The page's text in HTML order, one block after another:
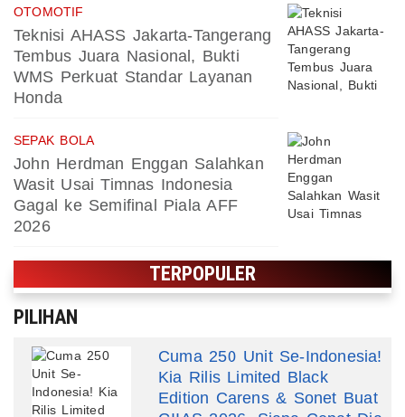
OTOMOTIF
Teknisi AHASS Jakarta-Tangerang
Tembus Juara Nasional, Bukti
WMS Perkuat Standar Layanan
Honda
SEPAK BOLA
John Herdman Enggan Salahkan
Wasit Usai Timnas Indonesia
Gagal ke Semifinal Piala AFF
2026
TERPOPULER
PILIHAN
Cuma 250 Unit Se-Indonesia!
Kia Rilis Limited Black
Edition Carens & Sonet Buat